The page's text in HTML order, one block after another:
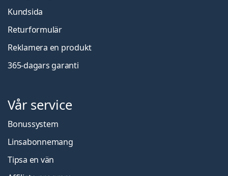
Kundsida
Returformulär
Reklamera en produkt
365-dagars garanti
Vår service
Bonussystem
Linsabonnemang
Tipsa en vän